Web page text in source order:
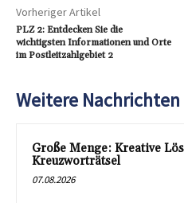
Vorheriger Artikel
PLZ 2: Entdecken Sie die
wichtigsten Informationen und Orte
im Postleitzahlgebiet 2
Weitere Nachrichten
Große Menge: Kreative
Kreuzworträtsel
07.08.2026